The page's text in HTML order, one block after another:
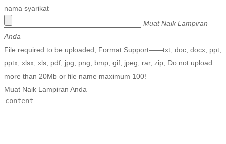
Azərbaycan
nama syarikat
Muat Naik Lampiran
Anda
File required to be uploaded, Format Support——txt, doc, docx, ppt,
pptx, xlsx, xls, pdf, jpg, png, bmp, gif, jpeg, rar, zip, Do not upload
more than 20Mb or file name maximum 100!
Muat Naik Lampiran Anda